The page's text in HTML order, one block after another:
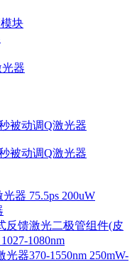
块
光器
被动调Q激光器
被动调Q激光器
器 75.5ps 200uW
反馈激光二极管组件(皮
1080nm
器370-1550nm 250mW-